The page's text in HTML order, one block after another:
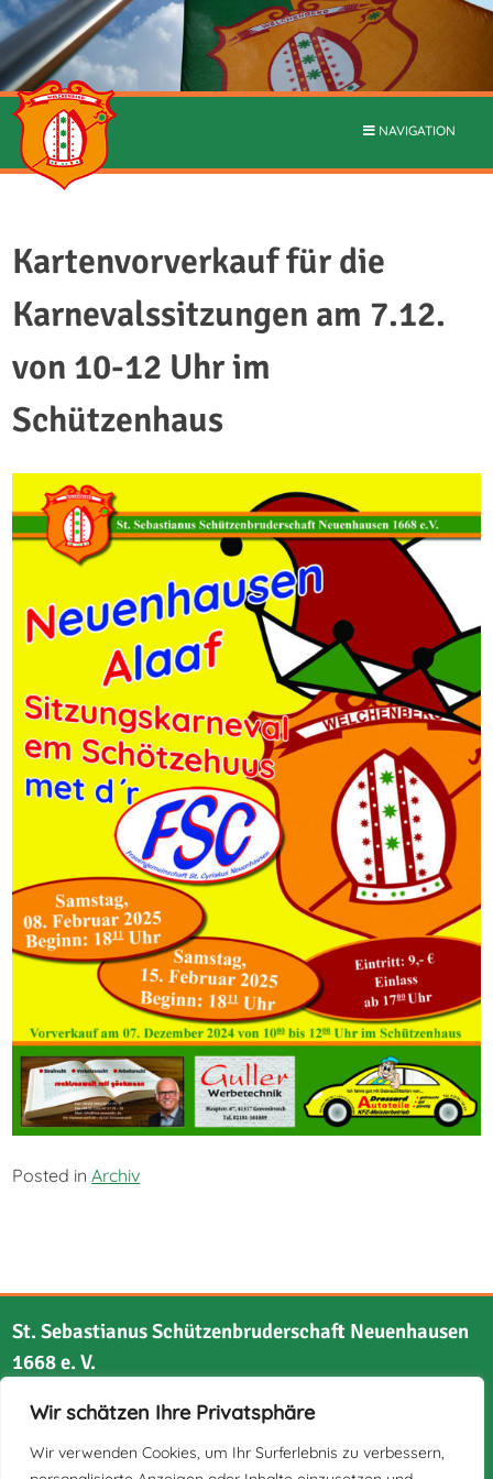
Wir schätzen Ihre Privatsphäre
Wir verwenden Cookies, um Ihr Surferlebnis zu verbessern,
NAVIGATION
Kartenvorverkauf für die
Karnevalssitzungen am 7.12.
von 10-12 Uhr im
Schützenhaus
Posted inArchiv
St. Sebastianus Schützenbruderschaft Neuenhausen
1668 e. V.
Bruchstraße 21